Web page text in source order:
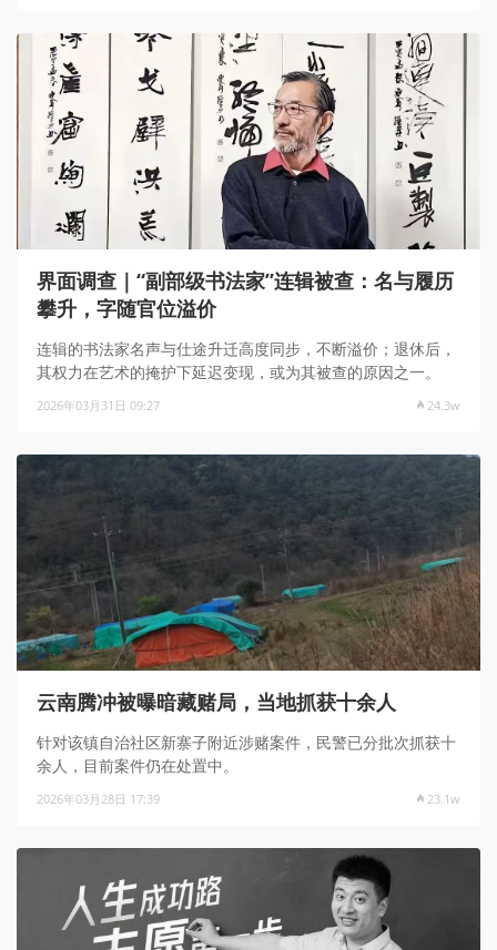
界面调查｜“副部级书法家”连辑被查：名与履历
攀升，字随官位溢价
连辑的书法家名声与仕途升迁高度同步，不断溢价；退休后，
其权力在艺术的掩护下延迟变现，或为其被查的原因之一。
2026年03月31日 09:27 24.3w
云南腾冲被曝暗藏赌局，当地抓获十余人
针对该镇自治社区新寨子附近涉赌案件，民警已分批次抓获十
余人，目前案件仍在处置中。
2026年03月28日 17:39 23.1w